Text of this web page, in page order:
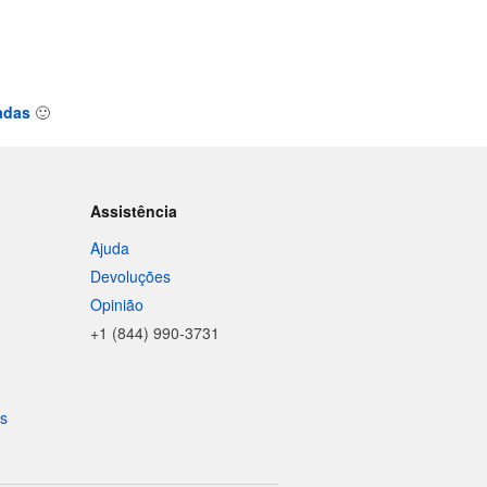
🙂
Assistência
Ajuda
Devoluções
Opinião
+1 (844) 990-3731